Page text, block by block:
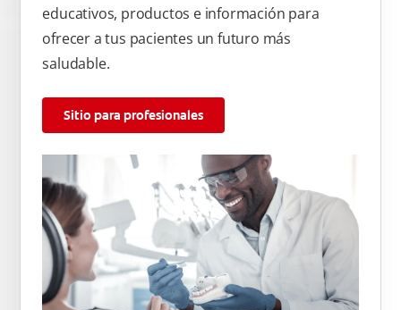
educativos, productos e información para
ofrecer a tus pacientes un futuro más
saludable.
Sitio para profesionales